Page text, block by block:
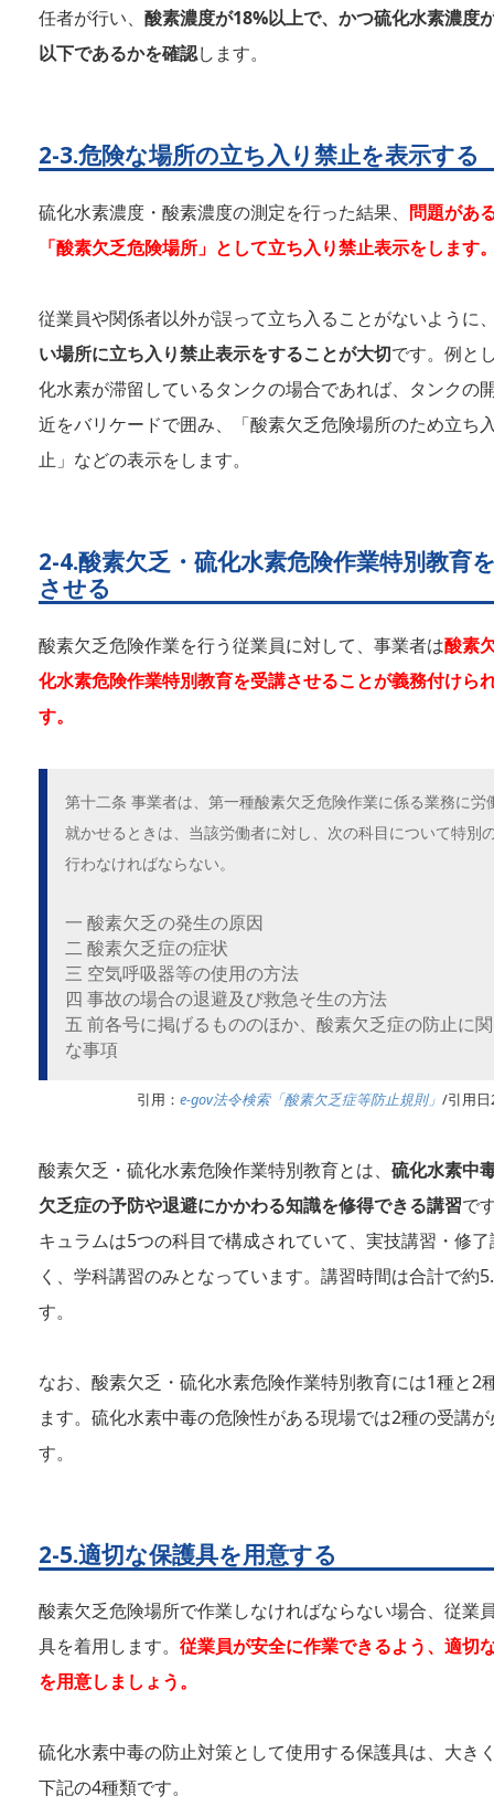
任者が行い、 酸素濃度が18%以上で、かつ硫化水素濃度
以下であるかを確認します。
2-3.危険な場所の立ち入り禁止を表示する
硫化水素濃度・酸素濃度の測定を行った結果、 問題があ
「酸素欠乏危険場所」として立ち入り禁止表示をします
従業員や関係者以外が誤って立ち入ることがないように
い場所に立ち入り禁止表示をすることが大切です。例と
化水素が滞留しているタンクの場合であれば、タンクの
近をバリケードで囲み、「酸素欠乏危険場所のため立ち
止」などの表示をします。
2-4.酸素欠乏・硫化水素危険作業特別教育
させる
酸素欠乏危険作業を行う従業員に対して、事業者は酸素
化水素危険作業特別教育を受講させることが義務付けら
す。
第十二条 事業者は、第一種酸素欠乏危険作業に係る業務に労
就かせるときは、当該労働者に対し、次の科目について特別
行わなければならない。
一 酸素欠乏の発生の原因
二 酸素欠乏症の症状
三 空気呼吸器等の使用の方法
四 事故の場合の退避及び救急そ生の方法
五 前各号に掲げるもののほか、酸素欠乏症の防止に
な事項
引用： e-gov法令検索「酸素欠乏症等防止規則」 /引用
酸素欠乏・硫化水素危険作業特別教育とは、 硫化水素中
欠乏症の予防や退避にかかわる知識を修得できる講習で
キュラムは5つの科目で構成されていて、実技講習・修
く、学科講習のみとなっています。講習時間は合計で約
す。
なお、酸素欠乏・硫化水素危険作業特別教育には1種と2
ます。硫化水素中毒の危険性がある現場では2種の受講
す。
2-5.適切な保護具を用意する
酸素欠乏危険場所で作業しなければならない場合、従業
具を着用します。 従業員が安全に作業できるよう、適切
を用意しましょう。
硫化水素中毒の防止対策として使用する保護具は、大き
下記の4種類です。